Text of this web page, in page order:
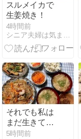
スルメイカで
生姜焼き！
4時間前
それでも私は
まだ生きてい
ます…
5時間前